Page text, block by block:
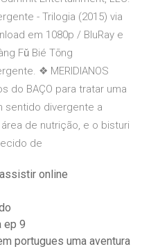
- Trilogia (2015) via
em 1080p / BluRay e
Fǔ Bié Tōng
❖ MERIDIANOS
do BAÇO para tratar uma
sentido divergente a
de nutrição, e o bisturi
de
online
ep 9
portugues uma aventura